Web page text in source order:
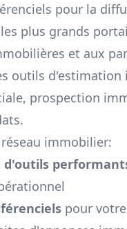
pour la
plus grands
et aux
outils d'estimation
prospection
immobilier:
d'outils
pour